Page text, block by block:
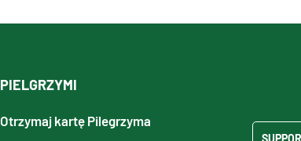
PIELGRZYMI
Otrzymaj kartę Pilegrzyma